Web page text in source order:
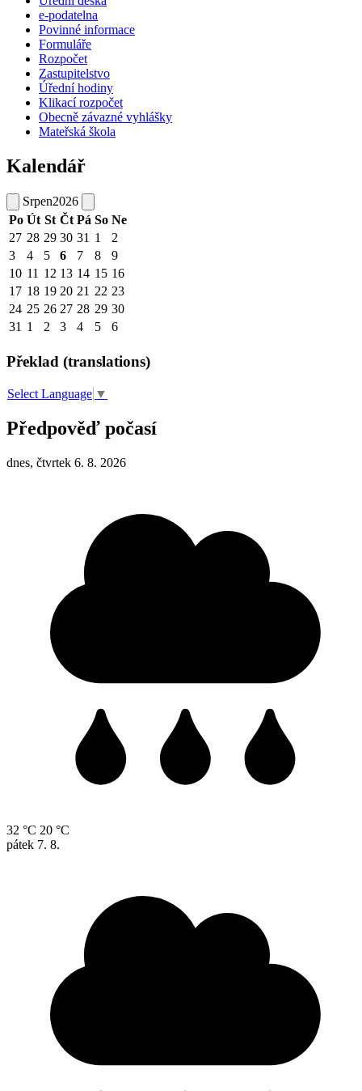
e-podatelna
Povinné informace
Formuláře
Rozpočet
Zastupitelstvo
Úřední hodiny
Klikací rozpočet
Obecně závazné vyhlášky
Mateřská škola
Kalendář
Srpen2026
Po Út St Čt Pá So Ne
27 28 29 30 31 1
2
3
4 5 6 7 8
9
10 11 12 13 14 15 16
17 18 19 20 21 22 23
24 25 26 27 28 29 30
31 1 2 3 4 5 6
Překlad (translations)
Select Language ▼
Předpověď počasí
dnes, čtvrtek 6. 8. 2026
32 °C 20 °C
pátek 7. 8.